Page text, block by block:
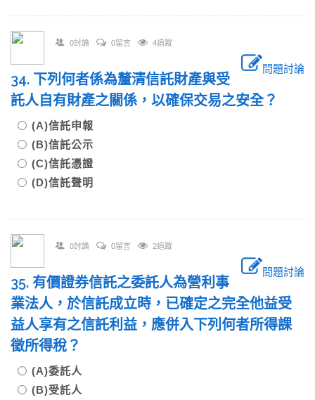
0討論 0留言 4追蹤
問題討論
34. 下列何者係為釐清信託財產與受
託人自有財產之關係，以確保交易之安全？
(A)信託申報
(B)信託公示
(C)信託憑證
(D)信託聲明
0討論 0留言 2追蹤
問題討論
35. 有價證券信託之委託人為營利事
業法人，於信託成立時，已確定之完全他益受
益人享有之信託利益，應併入下列何者所得課
徵所得稅？
(A)委託人
(B)受託人